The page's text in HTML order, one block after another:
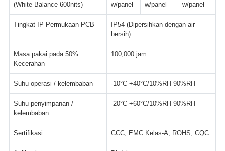
(White Balance 600nits)
w/panel
w/panel
w/panel
Tingkat IP Permukaan PCB
IP54 (Dipersihkan dengan air
bersih)
Masa pakai pada 50%
Kecerahan
100,000 jam
Suhu operasi / kelembaban -10°C-+40°C/10%RH-90%RH
Suhu penyimpanan /
kelembaban
-20°C-+60°C/10%RH-90%RH
Sertifikasi CCC, EMC Kelas-A, ROHS, CQC